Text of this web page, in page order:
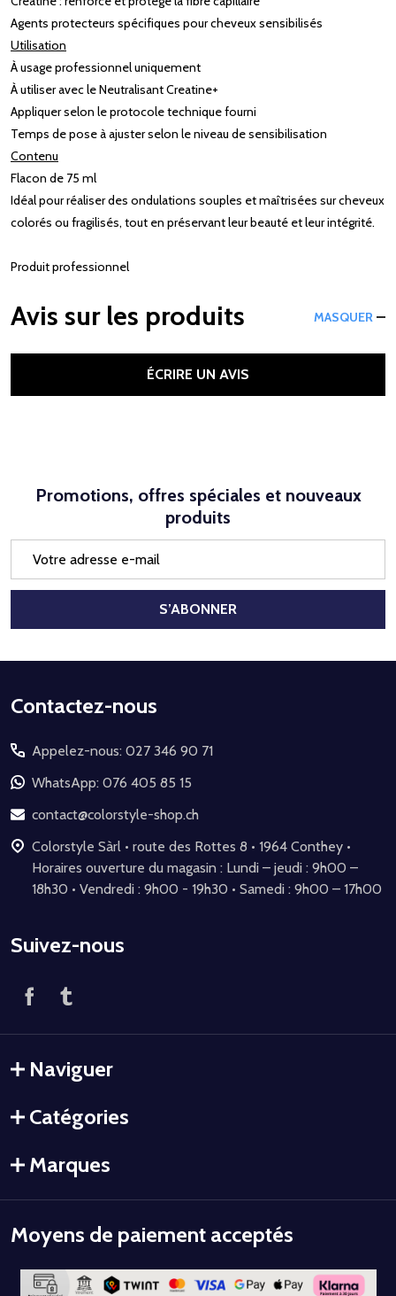
Agents protecteurs spécifiques pour cheveux sensibilisés
Utilisation
À usage professionnel uniquement
À utiliser avec le Neutralisant Creatine+
Appliquer selon le protocole technique fourni
Temps de pose à ajuster selon le niveau de sensibilisation
Contenu
Flacon de 75 ml
Idéal pour réaliser des ondulations souples et maîtrisées sur cheveux
colorés ou fragilisés, tout en préservant leur beauté et leur intégrité.
Produit professionnel
Avis sur les produits MASQUER
ÉCRIRE UN AVIS
Promotions, offres spéciales et nouveaux
produits
mail
S’ABONNER
Début
pied
de
page
Contactez-nous
Appelez-nous: 027 346 90 71
WhatsApp: 076 405 85 15
contact@colorstyle-shop.ch
Colorstyle Sàrl • route des Rottes 8 • 1964 Conthey •
Horaires ouverture du magasin : Lundi – jeudi : 9h00 –
18h30 • Vendredi : 9h00 - 19h30 • Samedi : 9h00 – 17h00
Suivez-nous
Naviguer
Catégories
Marques
Moyens de paiement acceptés